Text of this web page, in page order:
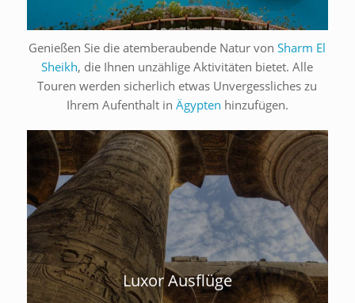
Genießen Sie die atemberaubende Natur vonSharm El
Sheikh, die Ihnen unzählige Aktivitäten bietet. Alle
Touren werden sicherlich etwas Unvergessliches zu
Ihrem Aufenthalt in Ägypten hinzufügen.
Luxor Ausflüge